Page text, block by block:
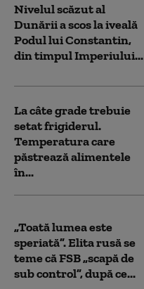
Nivelul scăzut al
Dunării a scos la iveală
Podul lui Constantin,
din timpul Imperiului...
La câte grade trebuie
setat frigiderul.
Temperatura care
păstrează alimentele
în...
„Toată lumea este
speriată”. Elita rusă se
teme că FSB „scapă de
sub control”, după ce...